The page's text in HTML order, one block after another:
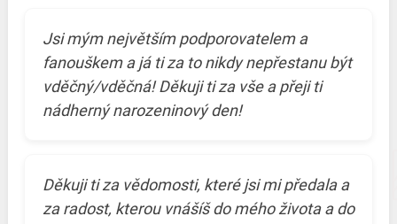
Jsi mým největším podporovatelem a
fanouškem a já ti za to nikdy nepřestanu být
vděčný/vděčná! Děkuji ti za vše a přeji ti
nádherný narozeninový den!
Děkuji ti za vědomosti, které jsi mi předala a
za radost, kterou vnášíš do mého života a do